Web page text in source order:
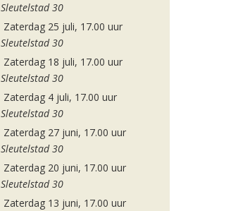
Sleutelstad 30
Zaterdag 25 juli, 17.00 uur
Sleutelstad 30
Zaterdag 18 juli, 17.00 uur
Sleutelstad 30
Zaterdag 4 juli, 17.00 uur
Sleutelstad 30
Zaterdag 27 juni, 17.00 uur
Sleutelstad 30
Zaterdag 20 juni, 17.00 uur
Sleutelstad 30
Zaterdag 13 juni, 17.00 uur